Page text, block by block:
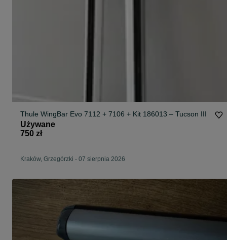
Thule WingBar Evo 7112 + 7106 + Kit 186013 – Tucson III
Używane
750 zł
Kraków, Grzegórzki - 07 sierpnia 2026